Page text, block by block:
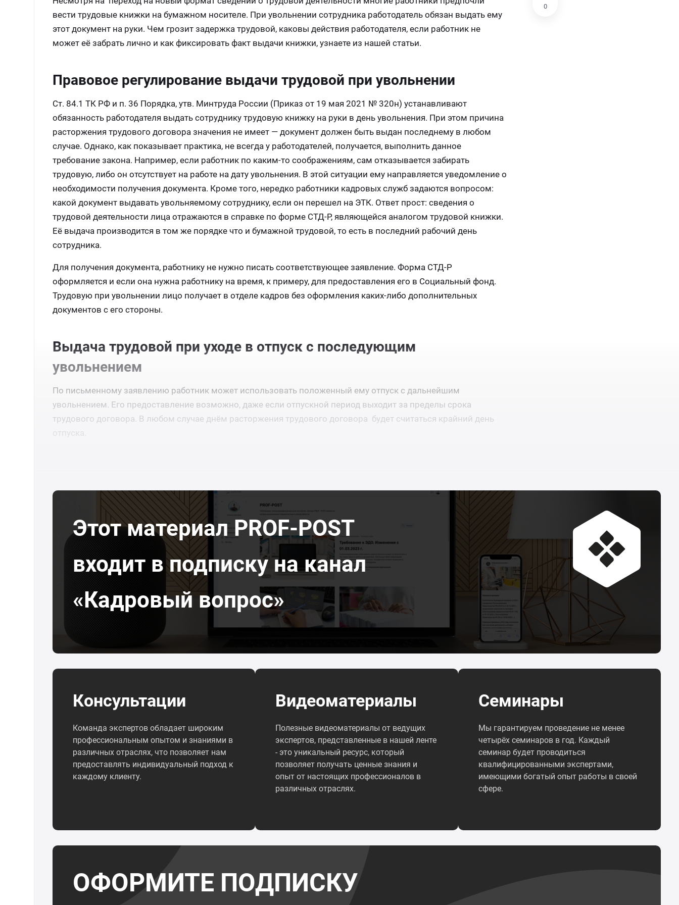
вести трудовые книжки на бумажном носителе. При увольнении сотрудника работодатель обязан выдать ему
этот документ на руки. Чем грозит задержка трудовой, каковы действия работодателя, если работник не
может её забрать лично и как фиксировать факт выдачи книжки, узнаете из нашей статьи.
Правовое регулирование выдачи трудовой при увольнении
Ст. 84.1 ТК РФ и п. 36 Порядка, утв. Минтруда России (Приказ от 19 мая 2021 № 320н) устанавливают
обязанность работодателя выдать сотруднику трудовую книжку на руки в день увольнения. При этом причина
расторжения трудового договора значения не имеет — документ должен быть выдан последнему в любом
случае. Однако, как показывает практика, не всегда у работодателей, получается, выполнить данное
требование закона. Например, если работник по каким-то соображениям, сам отказывается забирать
трудовую, либо он отсутствует на работе на дату увольнения. В этой ситуации ему направляется уведомление о
необходимости получения документа. Кроме того, нередко работники кадровых служб задаются вопросом:
какой документ выдавать увольняемому сотруднику, если он перешел на ЭТК. Ответ прост: сведения о
трудовой деятельности лица отражаются в справке по форме СТД-Р, являющейся аналогом трудовой книжки.
Её выдача производится в том же порядке что и бумажной трудовой, то есть в последний рабочий день
сотрудника.
Для получения документа, работнику не нужно писать соответствующее заявление. Форма СТД-Р
оформляется и если она нужна работнику на время, к примеру, для предоставления его в Социальный фонд.
Трудовую при увольнении лицо получает в отделе кадров без оформления каких-либо дополнительных
документов с его стороны.
Выдача трудовой при уходе в отпуск с последующим
увольнением
По письменному заявлению работник может использовать положенный ему отпуск с дальнейшим
увольнением. Его предоставление возможно, даже если отпускной период выходит за пределы срока
трудового договора. В любом случае днём расторжения трудового договора будет считаться крайний день
отпуска.
0
Этот материал PROF-POST
входит в подписку на канал
«Кадровый вопрос»
Консультации
Команда экспертов обладает широким
профессиональным опытом и знаниями в
различных отраслях, что позволяет нам
предоставлять индивидуальный подход к
каждому клиенту.
Видеоматериалы
Полезные видеоматериалы от ведущих
экспертов, представленные в нашей ленте
- это уникальный ресурс, который
позволяет получать ценные знания и
опыт от настоящих профессионалов в
различных отраслях.
Семинары
Мы гарантируем проведение не менее
четырёх семинаров в год. Каждый
семинар будет проводиться
квалифицированными экспертами,
имеющими богатый опыт работы в своей
сфере.
ОФОРМИТЕ ПОДПИСКУ